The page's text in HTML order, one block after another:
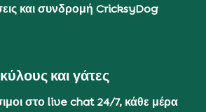
και συνδρομή CricksyDog
και γάτες
στο live chat 24/7, κάθε μέρα